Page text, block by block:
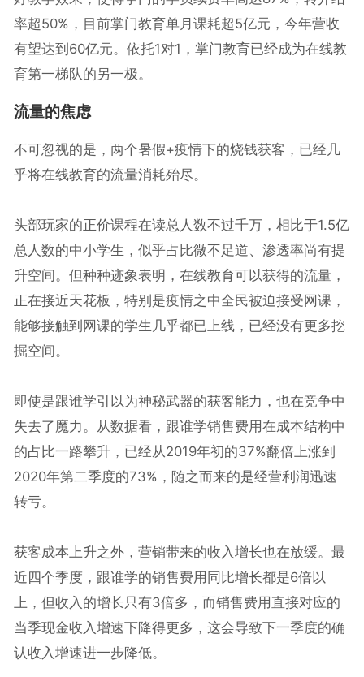
率超50%，目前掌门教育单月课耗超5亿元，今年营收
有望达到60亿元。依托1对1，掌门教育已经成为在线教
育第一梯队的另一极。
流量的焦虑
不可忽视的是，两个暑假+疫情下的烧钱获客，已经几
乎将在线教育的流量消耗殆尽。
头部玩家的正价课程在读总人数不过千万，相比于1.5亿
总人数的中小学生，似乎占比微不足道、渗透率尚有提
升空间。但种种迹象表明，在线教育可以获得的流量，
正在接近天花板，特别是疫情之中全民被迫接受网课，
能够接触到网课的学生几乎都已上线，已经没有更多挖
掘空间。
即使是跟谁学引以为神秘武器的获客能力，也在竞争中
失去了魔力。从数据看，跟谁学销售费用在成本结构中
的占比一路攀升，已经从2019年初的37%翻倍上涨到
2020年第二季度的73%，随之而来的是经营利润迅速
转亏。
获客成本上升之外，营销带来的收入增长也在放缓。最
近四个季度，跟谁学的销售费用同比增长都是6倍以
上，但收入的增长只有3倍多，而销售费用直接对应的
当季现金收入增速下降得更多，这会导致下一季度的确
认收入增速进一步降低。